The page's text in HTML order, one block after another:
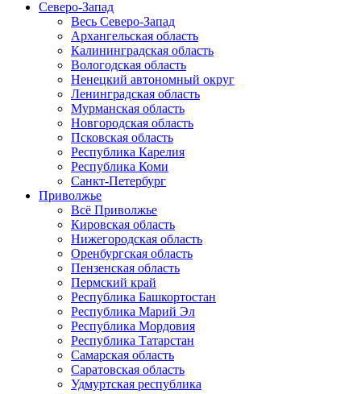
Северо-Запад
Весь Северо-Запад
Архангельская область
Калининградская область
Вологодская область
Ненецкий автономный округ
Ленинградская область
Мурманская область
Новгородская область
Псковская область
Республика Карелия
Республика Коми
Санкт-Петербург
Приволжье
Всё Приволжье
Кировская область
Нижегородская область
Оренбургская область
Пензенская область
Пермский край
Республика Башкортостан
Республика Марий Эл
Республика Мордовия
Республика Татарстан
Самарская область
Саратовская область
Удмуртская республика